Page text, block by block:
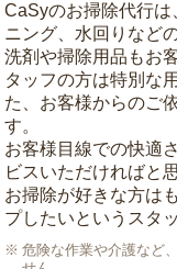
CaSyのお掃除代行は
ニング、水回りなど
洗剤や掃除用品もお
タッフの方は特別な
た、お客様からのご
す。
お客様目線での快適
ビスいただければと
お掃除が好きな方は
プしたいというスタ
危険な作業や介護など